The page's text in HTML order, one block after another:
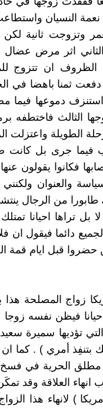
نعمة النسيان
وتزوجت ثانية
اثر مرض
ان تتزوج
دفعت ثمنا باهضا في
دموعها فيما
الثالث فاختطفه
الطويلة واعتزلت
فيما جرى بل كانت
فكانوا يقولون
والعنوان
من الرجال
بل تراها احيانا
دائما فيقول
قبل ايام قمة
زواج المصلحة
فيظن نفسه
التي تؤديها سميرة
بتنفِذ أمري ) .
مطلق الحرية في فسخ
انهاء العلاقة وقد
) لانهاء هذا